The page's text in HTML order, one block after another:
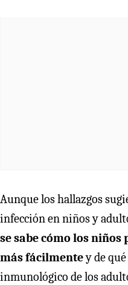
Aunque los hallazgos
infección en niños y
se sabe cómo los
más fácilmentey de
inmunológico de los